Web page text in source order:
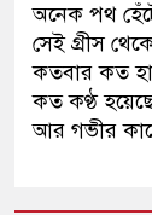
অনেক পথ
সেই গ্রীস
কতবার কত
কত কণ্ঠ
আর গভীর